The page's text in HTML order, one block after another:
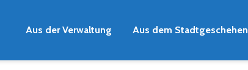
Aus der Verwaltung Aus dem Stadtgeschehen